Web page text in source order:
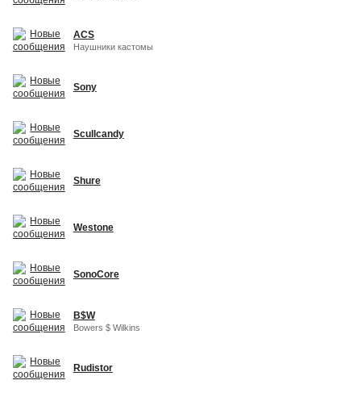
ACS
Наушники кастомы
Sony
Scullcandy
Shure
Westone
SonoCore
B$W
Bowers $ Wilkins
Rudistor